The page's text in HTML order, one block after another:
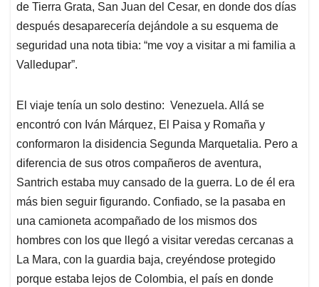
de Tierra Grata, San Juan del Cesar, en donde dos días
después desaparecería dejándole a su esquema de
seguridad una nota tibia: “me voy a visitar a mi familia a
Valledupar”.
El viaje tenía un solo destino: Venezuela. Allá se
encontró con Iván Márquez, El Paisa y Romaña y
conformaron la disidencia Segunda Marquetalia. Pero a
diferencia de sus otros compañeros de aventura,
Santrich estaba muy cansado de la guerra. Lo de él era
más bien seguir figurando. Confiado, se la pasaba en
una camioneta acompañado de los mismos dos
hombres con los que llegó a visitar veredas cercanas a
La Mara, con la guardia baja, creyéndose protegido
porque estaba lejos de Colombia, el país en donde